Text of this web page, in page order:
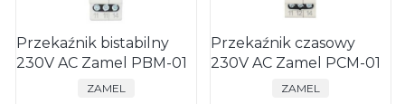
Przekaźnik bistabilny
230V AC Zamel PBM-01
PRODUCENT
ZAMEL
Przekaźnik czasowy
230V AC Zamel PCM-01
PRODUCENT
ZAMEL